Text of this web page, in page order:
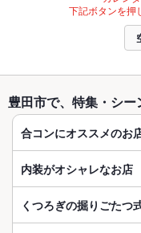
下記ボタンを押
豊田市で、特集・シー
合コンにオススメのお
内装がオシャレなお店
くつろぎの掘りごたつ